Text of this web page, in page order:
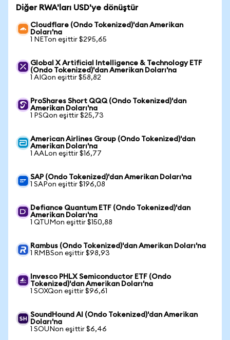
Diğer RWA'ları USD'ye dönüştür
Cloudflare (Ondo Tokenized)'dan Amerikan
Doları'na
1 NETon eşittir $295,65
Global X Artificial Intelligence & Technology ETF
(Ondo Tokenized)'dan Amerikan Doları'na
1 AIQon eşittir $58,82
ProShares Short QQQ (Ondo Tokenized)'dan
Amerikan Doları'na
1 PSQon eşittir $25,73
American Airlines Group (Ondo Tokenized)'dan
Amerikan Doları'na
1 AALon eşittir $16,77
SAP (Ondo Tokenized)'dan Amerikan Doları'na
1 SAPon eşittir $196,08
Defiance Quantum ETF (Ondo Tokenized)'dan
Amerikan Doları'na
1 QTUMon eşittir $150,88
Rambus (Ondo Tokenized)'dan Amerikan Doları'na
1 RMBSon eşittir $98,93
Invesco PHLX Semiconductor ETF (Ondo
Tokenized)'dan Amerikan Doları'na
1 SOXQon eşittir $96,61
SoundHound AI (Ondo Tokenized)'dan Amerikan
Doları'na
1 SOUNon eşittir $6,46